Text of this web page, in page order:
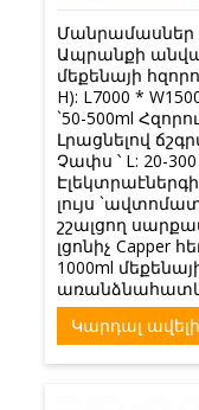
Մանրամասներ
Ապրանքի
մեքենայի
H): L7000 *
`50-500ml
Լրացնելով
Չափս ՝ L: 20-
լույս
շշալցող
լցոնիչ Capper
1000ml
Կարդալ